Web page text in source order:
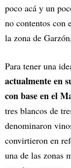
poco acá y un
no contentos con
la zona de
Para tener una
actualmente en
con base en el
tres blancos de
denominaron
convirtieron en
una de las zonas